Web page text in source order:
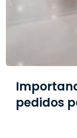
pedidos